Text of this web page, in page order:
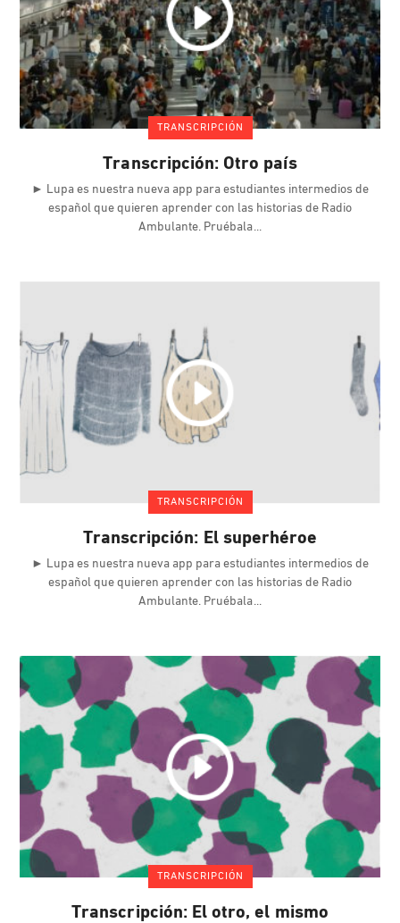
TRANSCRIPCIÓN
Transcripción: Otro país
► Lupa es nuestra nueva app para estudiantes intermedios de
español que quieren aprender con las historias de Radio
Ambulante. Pruébala
TRANSCRIPCIÓN
Transcripción: El superhéroe
► Lupa es nuestra nueva app para estudiantes intermedios de
español que quieren aprender con las historias de Radio
Ambulante. Pruébala
TRANSCRIPCIÓN
Transcripción: El otro, el mismo